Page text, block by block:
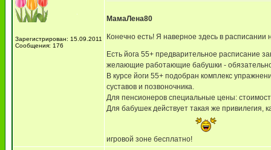
Зарегистрирован: 15.09.2011
Сообщения: 176
МамаЛена80
Конечно есть! Я наверное здесь в расписании
Есть йога 55+ предварительное расписание
желающие работающие бабушки -
В курсе йоги 55+ подобран комплекс
суставов и позвоночника.
Для пенсионеров специальные цены:
Для бабушек действует такая же привилегия,
игровой зоне бесплатно!